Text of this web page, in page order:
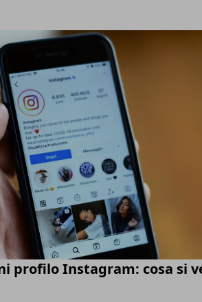
profilo Instagram: cosa si